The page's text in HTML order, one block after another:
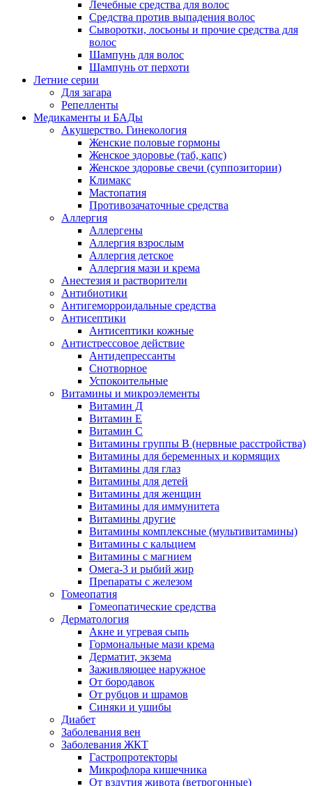
Лечебные средства для волос
Средства против выпадения волос
Сыворотки, лосьоны и прочие средства для
волос
Шампунь для волос
Шампунь от перхоти
Летние серии
Для загара
Репелленты
Медикаменты и БАДы
Акушерство. Гинекология
Женские половые гормоны
Женское здоровье (таб, капс)
Женское здоровье свечи (суппозитории)
Климакс
Мастопатия
Противозачаточные средства
Аллергия
Аллергены
Аллергия взрослым
Аллергия детское
Аллергия мази и крема
Анестезия и растворители
Антибиотики
Антигеморроидальные средства
Антисептики
Антисептики кожные
Антистрессовое действие
Антидепрессанты
Снотворное
Успокоительные
Витамины и микроэлементы
Витамин Д
Витамин Е
Витамин С
Витамины группы В (нервные расстройства)
Витамины для беременных и кормящих
Витамины для глаз
Витамины для детей
Витамины для женщин
Витамины для иммунитета
Витамины другие
Витамины комплексные (мультивитамины)
Витамины с кальцием
Витамины с магнием
Омега-3 и рыбий жир
Препараты с железом
Гомеопатия
Гомеопатические средства
Дерматология
Акне и угревая сыпь
Гормональные мази крема
Дерматит, экзема
Заживляющее наружное
От бородавок
От рубцов и шрамов
Синяки и ушибы
Диабет
Заболевания вен
Заболевания ЖКТ
Гастропротекторы
Микрофлора кишечника
От вздутия живота (ветрогонные)